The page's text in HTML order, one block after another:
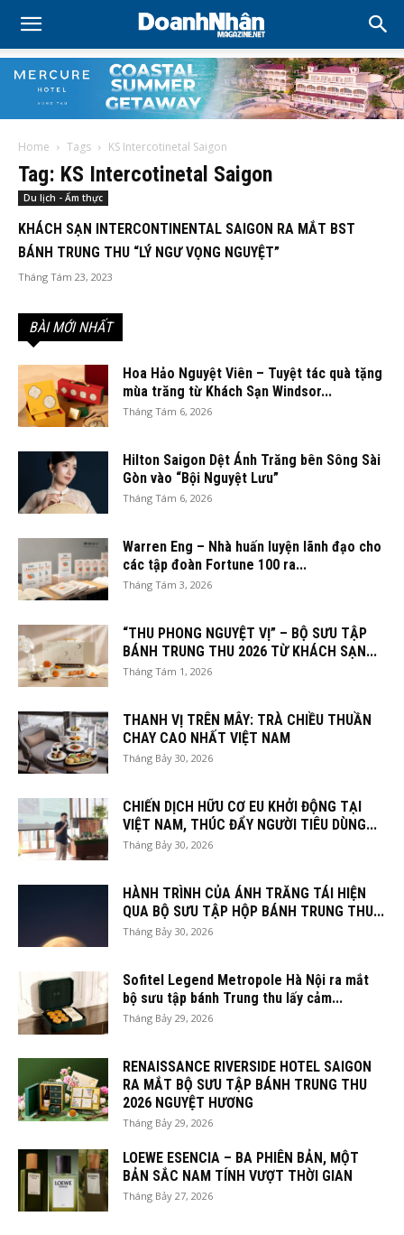
Home Tags KS Intercotinetal Saigon
Tag: KS Intercotinetal Saigon
Du lịch - Ẩm thực
KHÁCH SẠN INTERCONTINENTAL SAIGON RA MẮT BST
BÁNH TRUNG THU “LÝ NGƯ VỌNG NGUYỆT”
Tháng Tám 23, 2023
BÀI MỚI NHẤT
Hoa Hảo Nguyệt Viên – Tuyệt tác quà tặng
mùa trăng từ Khách Sạn Windsor...
Tháng Tám 6, 2026
Hilton Saigon Dệt Ánh Trăng bên Sông Sài
Gòn vào “Bội Nguyệt Lưu”
Tháng Tám 6, 2026
Warren Eng – Nhà huấn luyện lãnh đạo cho
các tập đoàn Fortune 100 ra...
Tháng Tám 3, 2026
“THU PHONG NGUYỆT VỊ” – BỘ SƯU TẬP
BÁNH TRUNG THU 2026 TỪ KHÁCH SẠN...
Tháng Tám 1, 2026
THANH VỊ TRÊN MÂY: TRÀ CHIỀU THUẦN
CHAY CAO NHẤT VIỆT NAM
Tháng Bảy 30, 2026
CHIẾN DỊCH HỮU CƠ EU KHỞI ĐỘNG TẠI
VIỆT NAM, THÚC ĐẨY NGƯỜI TIÊU DÙNG...
Tháng Bảy 30, 2026
HÀNH TRÌNH CỦA ÁNH TRĂNG TÁI HIỆN
QUA BỘ SƯU TẬP HỘP BÁNH TRUNG THU...
Tháng Bảy 30, 2026
Sofitel Legend Metropole Hà Nội ra mắt
bộ sưu tập bánh Trung thu lấy cảm...
Tháng Bảy 29, 2026
RENAISSANCE RIVERSIDE HOTEL SAIGON
RA MẮT BỘ SƯU TẬP BÁNH TRUNG THU
2026 NGUYỆT HƯƠNG
Tháng Bảy 29, 2026
LOEWE ESENCIA – BA PHIÊN BẢN, MỘT
BẢN SẮC NAM TÍNH VƯỢT THỜI GIAN
Tháng Bảy 27, 2026